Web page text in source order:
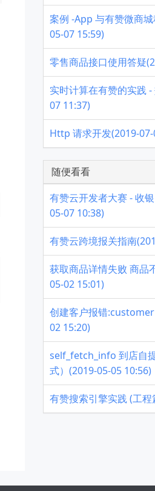
案例 -App 与有赞微商
05-07 15:59)
零售商品接口使用答疑
实时计算在有赞的实践
07 11:37)
Http 请求开发(2019-
随便看看
有赞云开发者大赛 - 收
05-07 10:38)
有赞云跨境报关指南
获取商品详情失败 商品
05-02 15:01)
创建客户报错
02 15:20)
self_fetch_info 到店自
式）(2019-05-05 10:56)
有赞搜索引擎实践 (工